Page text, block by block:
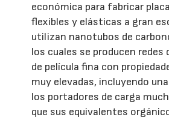
económica para fabricar
flexibles y elásticas a gran
utilizan nanotubos de
los cuales se producen
de película fina con
muy elevadas, incluyendo
los portadores de carga
que sus equivalentes